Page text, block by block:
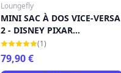
Loungefly
MINI SAC À DOS VICE-VERSA
2 - DISNEY PIXAR
LOUNGEFLY
(1)
79,90 €